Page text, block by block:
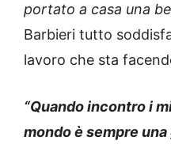
portato a casa una
Barbieri tutto
lavoro che sta
“Quando incontro i
mondo è sempre